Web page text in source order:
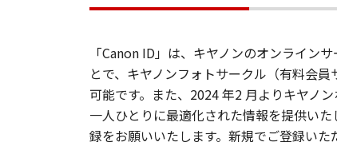
「Canon ID」は、キヤノンのオンライン
とで、キヤノンフォトサークル（有料会
可能です。また、2024 年2 月よりキヤノ
一人ひとりに最適化された情報を提供い
録をお願いいたします。新規でご登録い